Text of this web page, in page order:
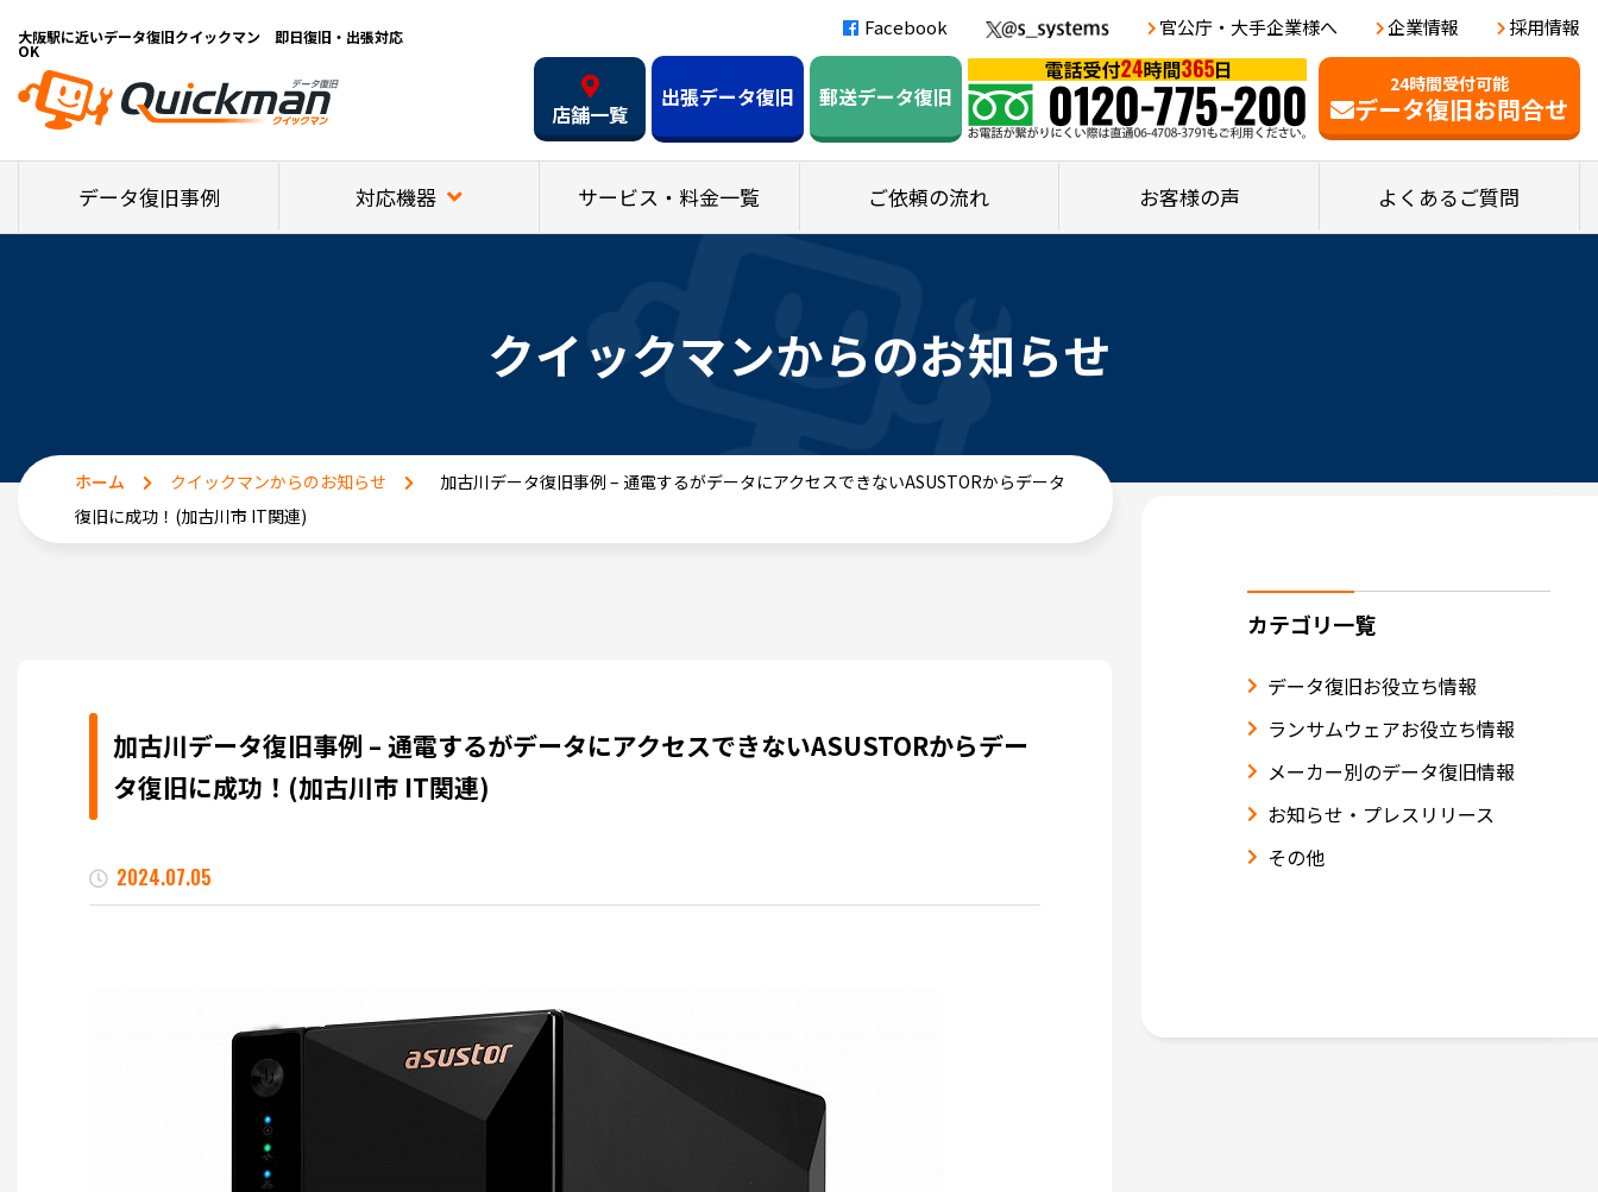
大阪駅に近いデータ復旧クイックマン 即日復旧・出張対応
OK
Facebook 官公庁・大手企業様へ 企業情報 採用情報
24時間受付可能
データ復旧お問合せ
店舗一覧
出張データ復旧 郵送データ復旧
データ復旧事例 対応機器 サービス・料金一覧 ご依頼の流れ お客様の声 よくあるご質問
クイックマンからのお知らせ
ホーム クイックマンからのお知らせ
加古川データ復旧事例 – 通電するがデータにアクセスできないASUSTORからデータ
復旧に成功！(加古川市 IT関連)
加古川データ復旧事例 – 通電するがデータにアクセスできないASUSTORからデー
タ復旧に成功！(加古川市 IT関連)
2024.07.05
カテゴリ一覧
データ復旧お役立ち情報
ランサムウェアお役立ち情報
メーカー別のデータ復旧情報
お知らせ・プレスリリース
その他